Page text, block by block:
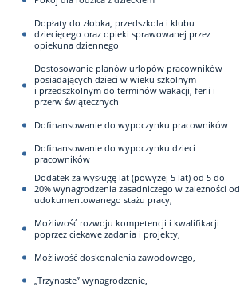
Dopłaty do żłobka, przedszkola i klubu
dziecięcego oraz opieki sprawowanej przez
opiekuna dziennego
Dostosowanie planów urlopów pracowników
posiadających dzieci w wieku szkolnym
i przedszkolnym do terminów wakacji, ferii i
przerw świątecznych
Dofinansowanie do wypoczynku pracowników
Dofinansowanie do wypoczynku dzieci
pracowników
Dodatek za wysługę lat (powyżej 5 lat) od 5 do
20% wynagrodzenia zasadniczego w zależności od
udokumentowanego stażu pracy,
Możliwość rozwoju kompetencji i kwalifikacji
poprzez ciekawe zadania i projekty,
Możliwość doskonalenia zawodowego,
„Trzynaste” wynagrodzenie,